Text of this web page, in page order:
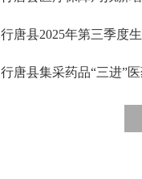
行唐县2025年第三季度
行唐县集采药品“三进”